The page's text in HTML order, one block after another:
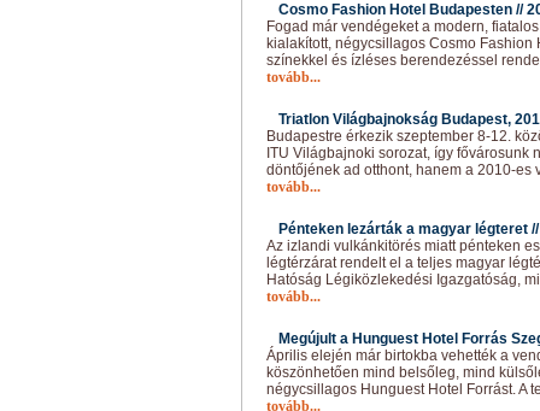
Cosmo Fashion Hotel Budapesten //
Fogad már vendégeket a modern,
kialakított, négycsillagos Cosmo Fashion
színekkel és ízléses berendezéssel
tovább...
Triatlon Világbajnokság Budapest,
Budapestre érkezik szeptember 8-12.
ITU Világbajnoki sorozat, így fővárosunk
döntőjének ad otthont, hanem a 2010-es
tovább...
Pénteken lezárták a magyar légteret
Az izlandi vulkánkitörés miatt pénteken
légtérzárat rendelt el a teljes magyar
Hatóság Légiközlekedési Igazgatóság,
tovább...
Megújult a Hunguest Hotel Forrás
Április elején már birtokba vehették a
köszönhetően mind belsőleg, mind
négycsillagos Hunguest Hotel Forrást. A
tovább...